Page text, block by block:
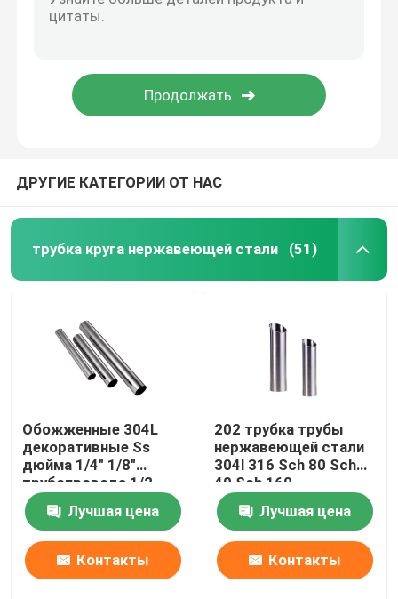
ДРУГИЕ КАТЕГОРИИ ОТ НАС
трубка круга нержавеющей стали (51)
Обожженные 304L
декоративные Ss
дюйма 1/4" 1/8"
трубопровода 1/2
нержавеющей стали
201 304 пускают круг
по трубам
Лучшая цена
Контакты
202 трубка трубы
нержавеющей стали
304l 316 Sch 80 Sch
40 Sch 160
отполированная
Лучшая цена
Контакты